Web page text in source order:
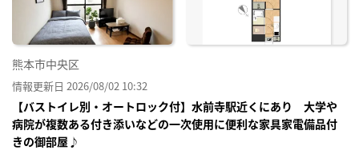
熊本市中央区
情報更新日 2026/08/02 10:32
【バストイレ別・オートロック付】水前寺駅近くにあり 大学や
病院が複数ある付き添いなどの一次使用に便利な家具家電備品付
きの御部屋♪